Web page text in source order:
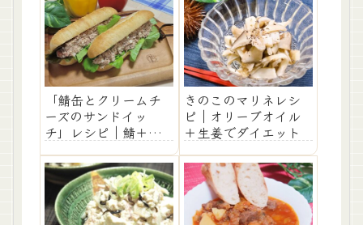
「鯖缶とクリームチ
ーズのサンドイッ
チ」レシピ｜鯖＋ト
きのこのマリネレシ
ピ｜オリーブオイル
＋生姜でダイエット